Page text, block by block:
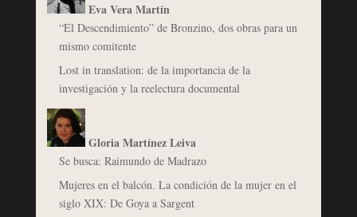
Eva Vera Martín
“El Descendimiento” de Bronzino, dos obras para un
mismo comitente
Lost in translation: de la importancia de la
investigación y la reelectura documental
Gloria Martínez Leiva
Se busca: Raimundo de Madrazo
Mujeres en el balcón. La condición de la mujer en el
siglo XIX: De Goya a Sargent